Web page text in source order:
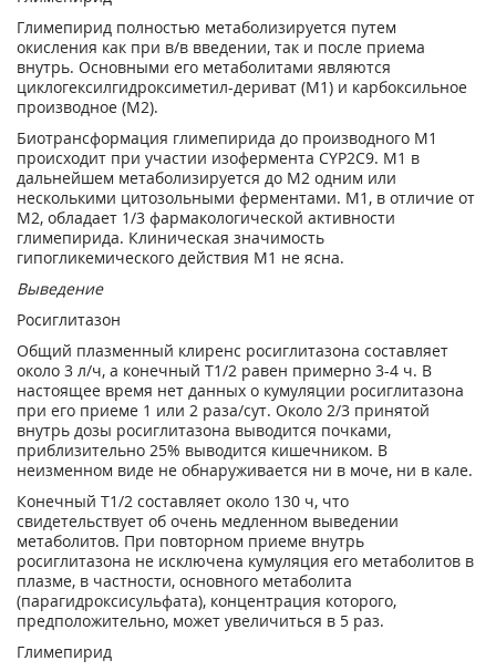
Глимепирид полностью метаболизируется путем
окисления как при в/в введении, так и после приема
внутрь. Основными его метаболитами являются
циклогексилгидроксиметил-дериват (M1) и карбоксильное
производное (М2).
Биотрансформация глимепирида до производного M1
происходит при участии изофермента CYP2C9. M1 в
дальнейшем метаболизируется до М2 одним или
несколькими цитозольными ферментами. M1, в отличие от
М2, обладает 1/3 фармакологической активности
глимепирида. Клиническая значимость
гипогликемического действия M1 не ясна.
Выведение
Росиглитазон
Общий плазменный клиренс росиглитазона составляет
около 3 л/ч, а конечный T1/2 равен примерно 3-4 ч. В
настоящее время нет данных о кумуляции росиглитазона
при его приеме 1 или 2 раза/сут. Около 2/3 принятой
внутрь дозы росиглитазона выводится почками,
приблизительно 25% выводится кишечником. В
неизменном виде не обнаруживается ни в моче, ни в кале.
Конечный T1/2 составляет около 130 ч, что
свидетельствует об очень медленном выведении
метаболитов. При повторном приеме внутрь
росиглитазона не исключена кумуляция его метаболитов в
плазме, в частности, основного метаболита
(парагидроксисульфата), концентрация которого,
предположительно, может увеличиться в 5 раз.
Глимепирид